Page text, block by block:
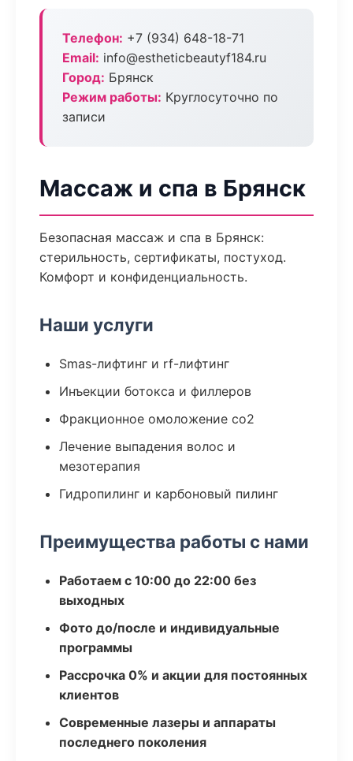
Телефон: +7 (934) 648-18-71
Email: info@estheticbeautyf184.ru
Город: Брянск
Режим работы: Круглосуточно по
записи
Массаж и спа в Брянск
Безопасная массаж и спа в Брянск:
стерильность, сертификаты, постуход.
Комфорт и конфиденциальность.
Наши услуги
Smas-лифтинг и rf-лифтинг
Инъекции ботокса и филлеров
Фракционное омоложение co2
Лечение выпадения волос и
мезотерапия
Гидропилинг и карбоновый пилинг
Преимущества работы с нами
Работаем с 10:00 до 22:00 без
выходных
Фото до/после и индивидуальные
программы
Рассрочка 0% и акции для постоянных
клиентов
Современные лазеры и аппараты
последнего поколения